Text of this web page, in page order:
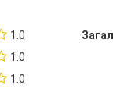
графік функції.
1.0
1.0
1.0